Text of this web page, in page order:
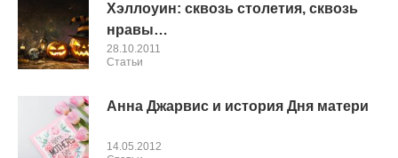
Хэллоуин: сквозь столетия, сквозь
нравы…
28.10.2011
Cтатьи
Анна Джарвис и история Дня матери
14.05.2012